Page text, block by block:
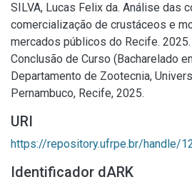
SILVA, Lucas Felix da. Análise das
comercialização de crustáceos e
mercados públicos do Recife.
Conclusão de Curso (Bacharelado
Departamento de Zootecnia,
Pernambuco, Recife, 2025.
URI
https://repository.ufrpe.br/handle/
Identificador dARK